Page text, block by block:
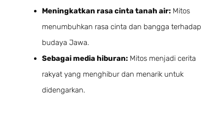
Meningkatkan rasa cinta tanah air: Mitos
menumbuhkan rasa cinta dan bangga terhadap
budaya Jawa.
Sebagai media hiburan: Mitos menjadi cerita
rakyat yang menghibur dan menarik untuk
didengarkan.